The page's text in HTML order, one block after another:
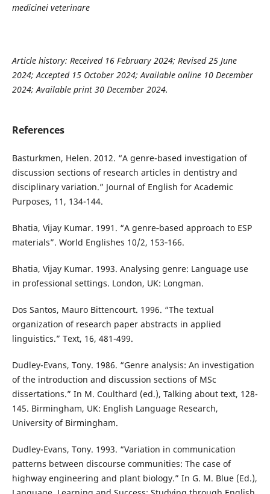
medicinei veterinare
Article history: Received 16 February 2024; Revised 25 June
2024; Accepted 15 October 2024; Available online 10 December
2024; Available print 30 December 2024.
References
Basturkmen, Helen. 2012. “A genre-based investigation of
discussion sections of research articles in dentistry and
disciplinary variation.” Journal of English for Academic
Purposes, 11, 134-144.
Bhatia, Vijay Kumar. 1991. “A genre‑based approach to ESP
materials”. World Englishes 10/2, 153‑166.
Bhatia, Vijay Kumar. 1993. Analysing genre: Language use
in professional settings. London, UK: Longman.
Dos Santos, Mauro Bittencourt. 1996. “The textual
organization of research paper abstracts in applied
linguistics.” Text, 16, 481-499.
Dudley-Evans, Tony. 1986. “Genre analysis: An investigation
of the introduction and discussion sections of MSc
dissertations.” In M. Coulthard (ed.), Talking about text, 128-
145. Birmingham, UK: English Language Research,
University of Birmingham.
Dudley-Evans, Tony. 1993. “Variation in communication
patterns between discourse communities: The case of
highway engineering and plant biology.” In G. M. Blue (Ed.),